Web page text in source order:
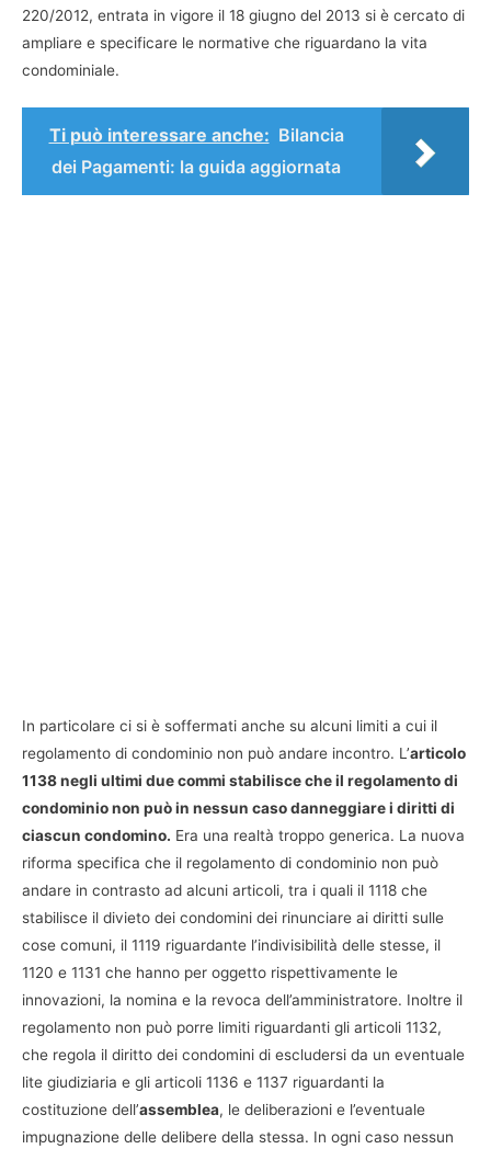
220/2012, entrata in vigore il 18 giugno del 2013 si è cercato di
ampliare e specificare le normative che riguardano la vita
condominiale.
Ti può interessare anche: Bilancia
dei Pagamenti: la guida aggiornata
In particolare ci si è soffermati anche su alcuni limiti a cui il
regolamento di condominio non può andare incontro. L’articolo
1138 negli ultimi due commi stabilisce che il regolamento di
condominio non può in nessun caso danneggiare i diritti di
ciascun condomino. Era una realtà troppo generica. La nuova
riforma specifica che il regolamento di condominio non può
andare in contrasto ad alcuni articoli, tra i quali il 1118 che
stabilisce il divieto dei condomini dei rinunciare ai diritti sulle
cose comuni, il 1119 riguardante l’indivisibilità delle stesse, il
1120 e 1131 che hanno per oggetto rispettivamente le
innovazioni, la nomina e la revoca dell’amministratore. Inoltre il
regolamento non può porre limiti riguardanti gli articoli 1132,
che regola il diritto dei condomini di escludersi da un eventuale
lite giudiziaria e gli articoli 1136 e 1137 riguardanti la
costituzione dell’assemblea, le deliberazioni e l’eventuale
impugnazione delle delibere della stessa. In ogni caso nessun